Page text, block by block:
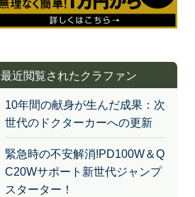
最近閲覧されたクラファン
10年間の献身が生んだ成果：次
世代のドクターカーへの更新
緊急時の不安解消!PD100W＆Q
C20Wサポート新世代ジャンプ
スターター！